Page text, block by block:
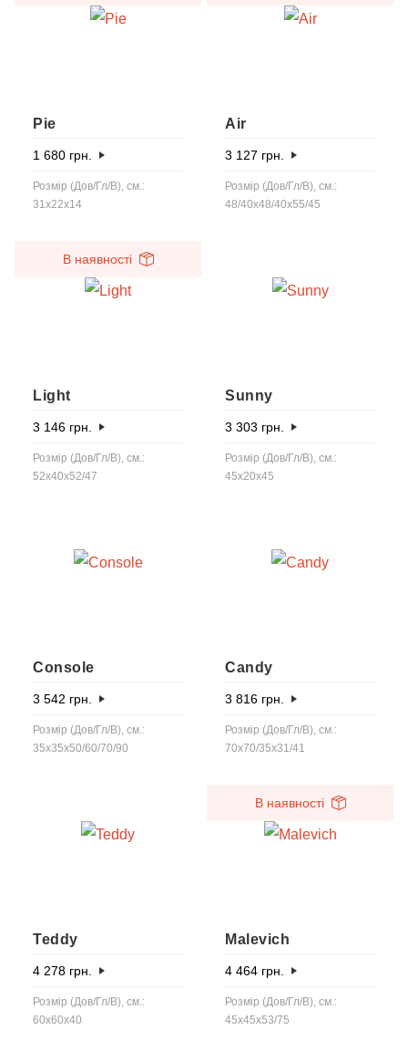
Pie
1 680 грн.
Розмір (Дов/Гл/В), см.:
31x22x14
Air
3 127 грн.
Розмір (Дов/Гл/В), см.:
48/40x48/40x55/45
В наявності
Light
3 146 грн.
Розмір (Дов/Гл/В), см.:
52x40x52/47
Sunny
3 303 грн.
Розмір (Дов/Гл/В), см.:
45x20x45
Console
3 542 грн.
Розмір (Дов/Гл/В), см.:
35x35x50/60/70/90
Candy
3 816 грн.
Розмір (Дов/Гл/В), см.:
70x70/35x31/41
Teddy
4 278 грн.
Розмір (Дов/Гл/В), см.:
60x60x40
В наявності
Malevich
4 464 грн.
Розмір (Дов/Гл/В), см.:
45x45x53/75